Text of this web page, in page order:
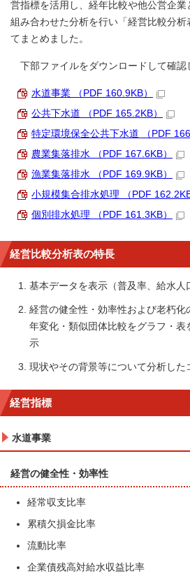
営指標を活用し、経年比較や他公営企
組み合わせた分析を行い「経営比較分析
てまとめました。
下部ファイルをダウンロードして確認
水道事業 （PDF 160.9KB）
公共下水道 （PDF 165.2KB）
特定環境保全公共下水道 （PDF
農業集落排水 （PDF 167.6KB）
漁業集落排水 （PDF 169.9KB）
小規模集合排水処理 （PDF 162.2KB
個別排水処理 （PDF 161.3KB）
経営比較分析表の特長
基本データを表示（普及率、給水人
経営の健全性・効率性および老朽化
年変化・類似団体比較をグラフ・表
示
現状やその背景等について分析した
経営指標
水道事業
経営の健全性・効率性
経常収支比率
累積欠損金比率
流動比率
企業債残高対給水収益比率